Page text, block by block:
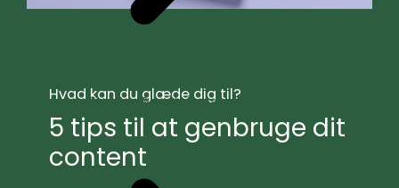
Træning & workshops
Hvad kan du glæde dig til?
5 tips til at genbruge dit
content